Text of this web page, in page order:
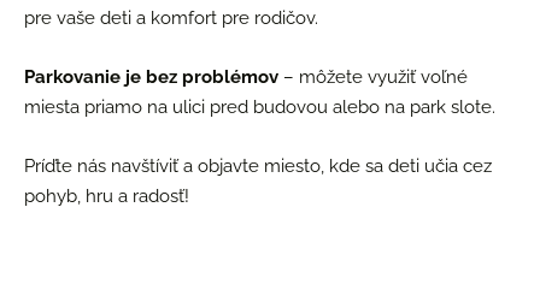
pre vaše deti a komfort pre rodičov.
Parkovanie je bez problémov – môžete využiť voľné
miesta priamo na ulici pred budovou alebo na park slote.
Príďte nás navštíviť a objavte miesto, kde sa deti učia cez
pohyb, hru a radosť!